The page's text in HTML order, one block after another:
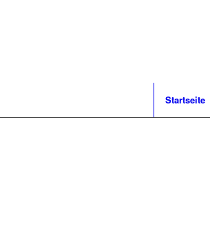
Startseite